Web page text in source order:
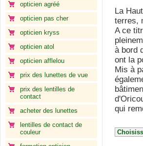
opticien agréé
opticien pas cher
opticien kryss
opticien atol
opticien afflelou
prix des lunettes de vue
prix des lentilles de
contact
acheter des lunettes
lentilles de contact de
couleur
La
terres,
A ce
à bord
ont la
Mis à
qui